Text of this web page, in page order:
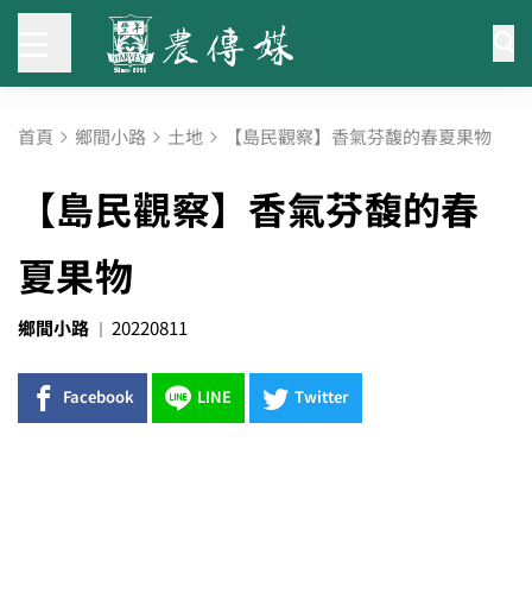
首頁 鄉間小路 土地 【島民觀察】香氣芬馥的春夏果物
【島民觀察】香氣芬馥的春
夏果物
鄉間小路 20220811
Facebook LINE Twitter